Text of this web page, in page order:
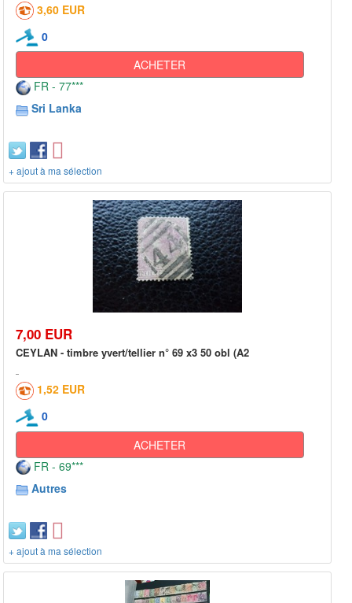
3,60 EUR
0
ACHETER
FR - 77***
Sri Lanka
+ ajout à ma sélection
7,00 EUR
CEYLAN - timbre yvert/tellier n° 69 x3 50 obl (A2
1,52 EUR
0
ACHETER
FR - 69***
Autres
+ ajout à ma sélection